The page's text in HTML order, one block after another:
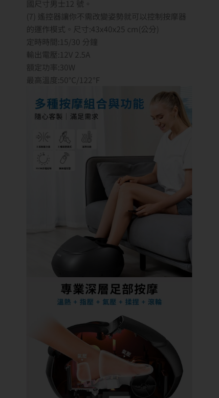
國尺寸男士12 號。
(7) 遙控器讓你不需改變姿勢就可以控制按摩器
的運作模式。尺寸:43x40x25 cm(公分)
定時時間:15/30 分鐘
輸出電壓:12V 2.5A
額定功率:30W
最高溫度:50℃/122℉